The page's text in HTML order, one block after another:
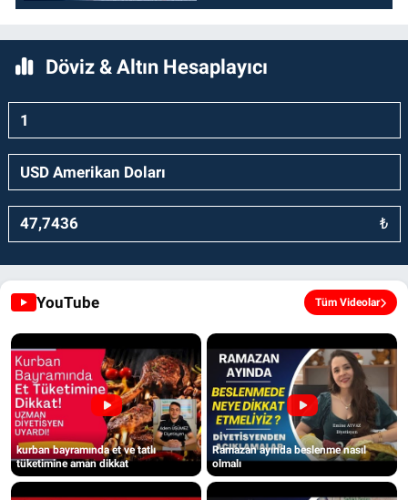
Döviz & Altın Hesaplayıcı
₺
YouTube Tüm Videolar
kurban bayramında et ve tatlı
tüketimine aman dikkat
Ramazan ayında beslenme nasıl
olmalı